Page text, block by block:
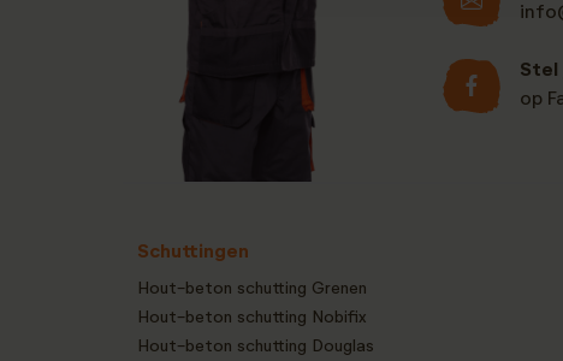
Stel
op
Schuttingen
Hout-beton schutting Grenen
Hout-beton schutting Nobifix
Hout-beton schutting Douglas